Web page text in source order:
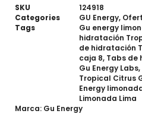
SKU
124918
Categories
GU Energy,
Tags
Gu energy
hidratación
de hidratación
caja 8, Tabs de
Gu Energy Labs,
Tropical Citrus
Energy
Limonada Lima
Marca: Gu Energy